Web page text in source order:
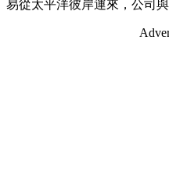
易從太平洋彼岸運來，公司